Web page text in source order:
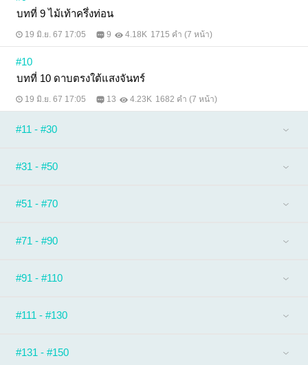
บทที่ 9 ไม้เท้าครึ่งท่อน
19 มิ.ย. 67 17:05 9 4.18K 1715 คำ (7 หน้า)
#10
บทที่ 10 ดาบตรงใต้แสงจันทร์
19 มิ.ย. 67 17:05 13 4.23K 1682 คำ (7 หน้า)
#11 - #30
#31 - #50
#51 - #70
#71 - #90
#91 - #110
#111 - #130
#131 - #150